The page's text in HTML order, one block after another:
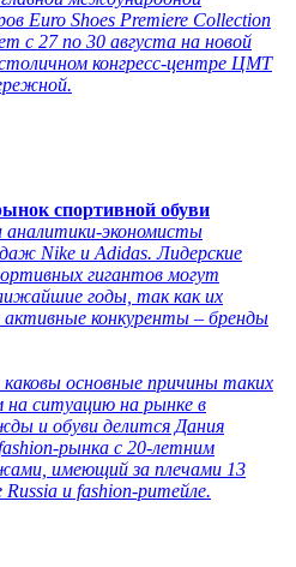
Euro Shoes Premiere Collection
с 27 по 30 августа на новой
конгресс-центре ЦМТ
спортивной обуви
экономисты
Nike и Adidas. Лидерские
гигантов могут
годы, так как их
конкуренты – бренды
основные причины таких
на ситуацию на рынке в
и обуви делится Дания
рынка с 20-летним
имеющий за плечами 13
и fashion-ритейле.